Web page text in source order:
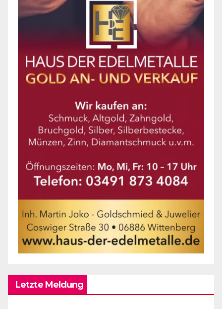
Letzte Meldung